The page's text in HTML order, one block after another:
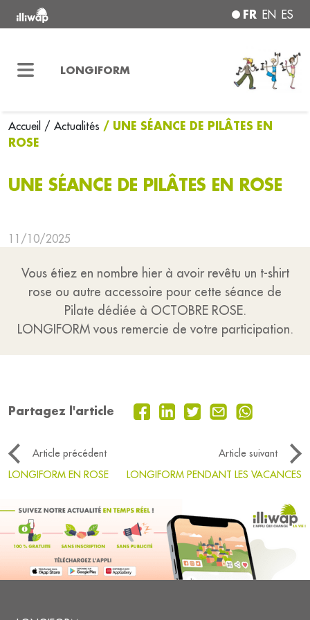
FR EN ES
LONGIFORM
Accueil / Actualités / UNE SÉANCE DE PILÂTES EN
ROSE
UNE SÉANCE DE PILÂTES EN ROSE
11/10/2025
Vous étiez en nombre hier à avoir revêtu un t-shirt
rose ou autre accessoire pour cette séance de
Pilate dédiée à OCTOBRE ROSE.
LONGIFORM vous remercie de votre participation.
Partagez l'article
Article précédent
Article suivant
LONGIFORM EN ROSE
LONGIFORM PENDANT LES VACANCES